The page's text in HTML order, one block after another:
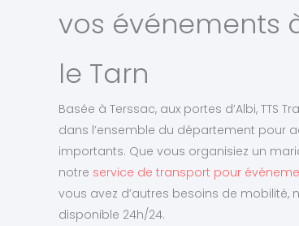
vos événements
le Tarn
Basée à Terssac, aux portes d’Albi, TTS
dans l’ensemble du département pour
importants. Que vous organisiez un
notre service de transport pour
vous avez d’autres besoins de mobilité,
disponible 24h/24.